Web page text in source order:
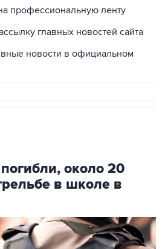
профессиональную ленту
главных новостей сайта
новости в официальном
около 20
в школе в